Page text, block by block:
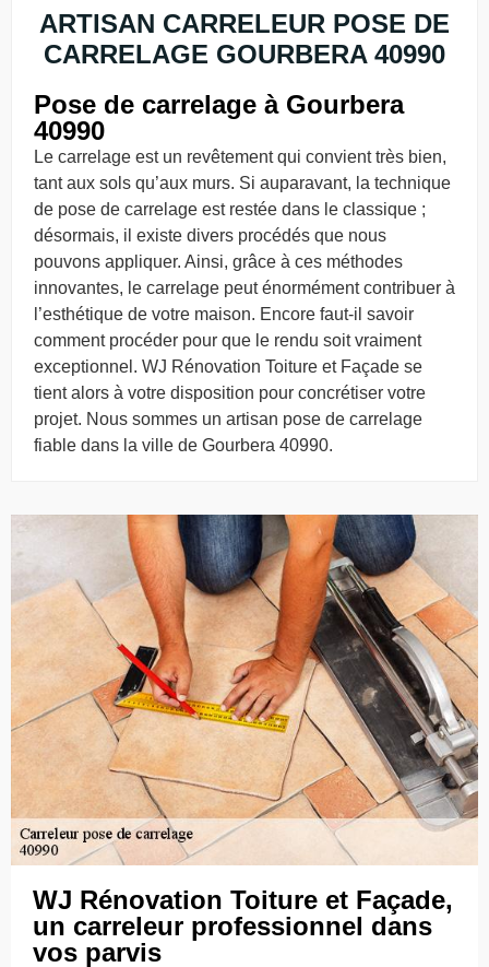
ARTISAN CARRELEUR POSE DE
CARRELAGE GOURBERA 40990
Pose de carrelage à Gourbera
40990
Le carrelage est un revêtement qui convient très bien,
tant aux sols qu’aux murs. Si auparavant, la technique
de pose de carrelage est restée dans le classique ;
désormais, il existe divers procédés que nous
pouvons appliquer. Ainsi, grâce à ces méthodes
innovantes, le carrelage peut énormément contribuer à
l’esthétique de votre maison. Encore faut-il savoir
comment procéder pour que le rendu soit vraiment
exceptionnel. WJ Rénovation Toiture et Façade se
tient alors à votre disposition pour concrétiser votre
projet. Nous sommes un artisan pose de carrelage
fiable dans la ville de Gourbera 40990.
WJ Rénovation Toiture et Façade,
un carreleur professionnel dans
vos parvis